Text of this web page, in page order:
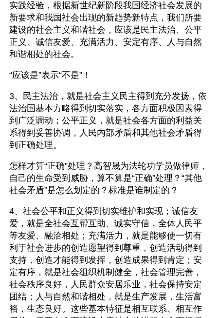
实践经验，根据新世纪新阶段我国经济社会发展的
新要求和我国社会出现的新趋势新特点，我们所要
建设的社会主义和谐社会，应该是民主法治、公平
正义、诚信友爱、充满活力、安定有序、人与自然
和谐相处的社会。
“应该是”表示“不是”！
3、民主法治，就是社会主义民主得到充分发扬，依
法治国基本方略得到切实落实，各方面积极因素得
到广泛调动；公平正义，就是社会各方面的利益关
系得到妥善协调，人民内部矛盾和其他社会矛盾得
到正确处理。
怎样才算“正确”处理？高智晟为法轮功学员做律师，
自己的生命受到威胁，算不算是“正确”处理？“其他
社会矛盾”是怎么划定的？标准是谁制定的？
4、社会公平和正义得到切实维护和实现；诚信友
爱，就是全社会互帮互助、诚实守信，全体人民平
等友爱、融洽相处；充满活力，就是能够使一切有
利于社会进步的创造愿望得到尊重，创造活动得到
支持，创造才能得到发挥，创造成果得到肯定；安
定有序，就是社会组织机制健全，社会管理完善，
社会秩序良好，人民群众安居乐业，社会保持安定
团结；人与自然和谐相处，就是生产发展，生活富
裕，生态良好。这些基本特征是相互联系、相互作